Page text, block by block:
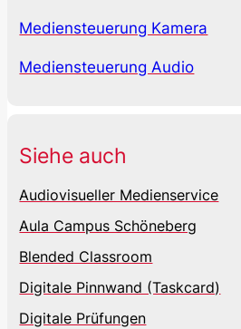
Mediensteuerung Kamera
Mediensteuerung Audio
Siehe auch
Audiovisueller Medienservice
Aula Campus Schöneberg
Blended Classroom
Digitale Pinnwand (Taskcard)
Digitale Prüfungen